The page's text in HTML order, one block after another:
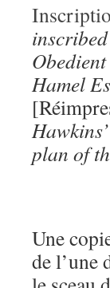
Hamel
plan of
Une
de l’une